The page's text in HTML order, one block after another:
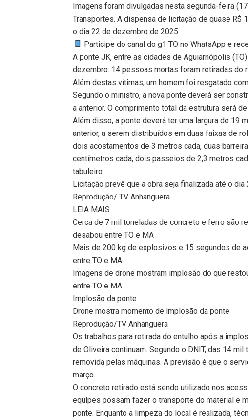
Imagens foram divulgadas nesta segunda-feira
Transportes. A dispensa de licitação de quase R$
o dia 22 de dezembro de 2025.
Participe do canal do g1 TO no WhatsApp e
A ponte JK, entre as cidades de Aguiarnópolis
dezembro. 14 pessoas mortas foram retiradas do
Além destas vítimas, um homem foi resgatado
Segundo o ministro, a nova ponte deverá ser
a anterior. O comprimento total da estrutura será
Além disso, a ponte deverá ter uma largura de 19
anterior, a serem distribuídos em duas faixas de
dois acostamentos de 3 metros cada, duas
centímetros cada, dois passeios de 2,3 metros
tabuleiro.
Licitação prevê que a obra seja finalizada até o
Reprodução/ TV Anhanguera
LEIA MAIS
Cerca de 7 mil toneladas de concreto e ferro são
desabou entre TO e MA
Mais de 200 kg de explosivos e 15 segundos de
entre TO e MA
Imagens de drone mostram implosão do que
entre TO e MA
Implosão da ponte
Drone mostra momento de implosão da ponte
Reprodução/TV Anhanguera
Os trabalhos para retirada do entulho após a
de Oliveira continuam. Segundo o DNIT, das 14
removida pelas máquinas. A previsão é que o
março.
O concreto retirado está sendo utilizado nos
equipes possam fazer o transporte do material e
ponte. Enquanto a limpeza do local é realizada,